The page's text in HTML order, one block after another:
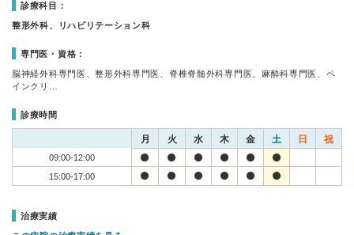
診療科目：
整形外科、リハビリテーション科
専門医・資格：
脳神経外科専門医、整形外科専門医、脊椎脊髄外科専門医、麻酔科専門医、ペ
インクリ…
診療時間
月 火 水 木 金 土 日 祝
09:00-12:00
15:00-17:00
治療実績